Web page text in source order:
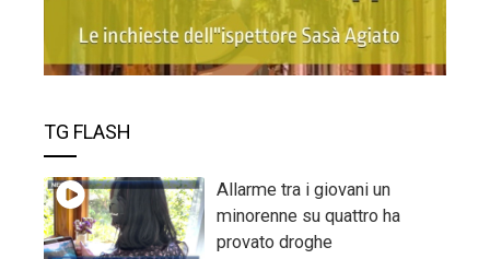
TG FLASH
Allarme tra i giovani un
minorenne su quattro ha
provato droghe